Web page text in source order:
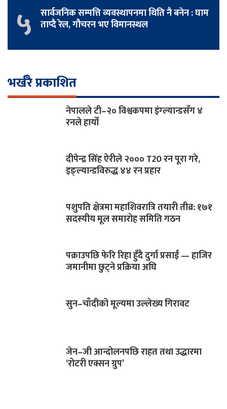
५ सार्वजनिक सम्पत्ति व्यवस्थापनमा थिति नै बनेन : घाम
ताप्दै रेल, गौचरन भए विमानस्थल
भर्खरै प्रकाशित
नेपालले टी–२० विश्वकपमा इंग्ल्यान्डसँग ४
रनले हार्यो
दीपेन्द्र सिंह ऐरीले २००० T20 रन पूरा गरे,
इङ्ल्यान्डविरुद्ध ४४ रन प्रहार
पशुपति क्षेत्रमा महाशिवरात्रि तयारी तीव्र: १७१
सदस्यीय मूल समारोह समिति गठन
पक्राउपछि फेरि रिहा हुँदै दुर्गा प्रसाईं — हाजिर
जमानीमा छुट्ने प्रक्रिया अघि
सुन–चाँदीको मूल्यमा उल्लेख्य गिरावट
जेन–जी आन्दोलनपछि राहत तथा उद्धारमा
‘रोटरी एक्सन ग्रुप’